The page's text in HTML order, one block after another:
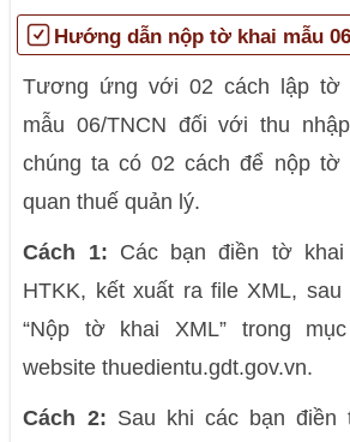
Hướng dẫn nộp tờ khai mẫu
Tương ứng với 02 cách lập tờ
mẫu 06/TNCN đối với thu
chúng ta có 02 cách để nộp tờ
quan thuế quản lý.
Cách 1: Các bạn điền tờ
HTKK, kết xuất ra file XML,
“Nộp tờ khai XML” trong
website thuedientu.gdt.gov.vn.
Cách 2: Sau khi các bạn